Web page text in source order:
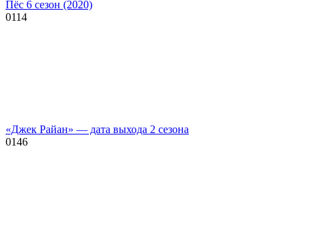
Пёс 6 сезон (2020)
0114
«Джек Райан» — дата выхода 2 сезона
0146